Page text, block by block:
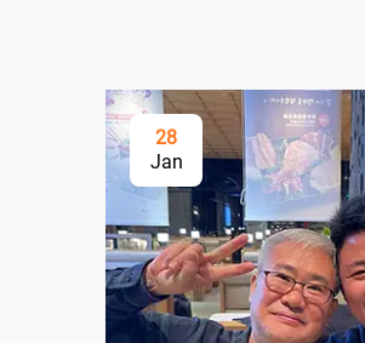
28
Jan